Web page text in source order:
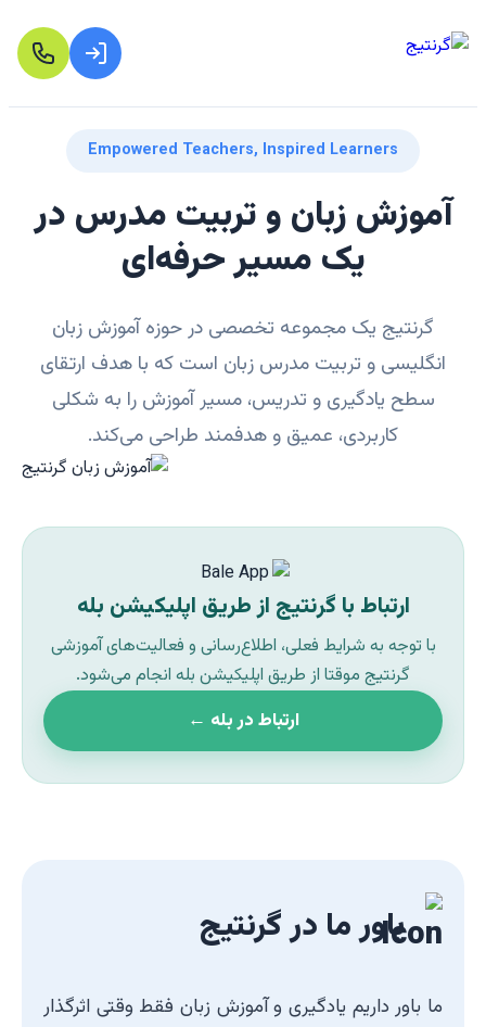
Empowered Teachers, Inspired Learners
آموزش زبان و تربیت مدرس در
یک مسیر حرفه‌ای
گرنتیج یک مجموعه تخصصی در حوزه آموزش زبان
انگلیسی و تربیت مدرس زبان است که با هدف ارتقای
سطح یادگیری و تدریس، مسیر آموزش را به شکلی
کاربردی، عمیق و هدفمند طراحی می‌کند.
ارتباط با گرنتیج از طریق اپلیکیشن بله
با توجه به شرایط فعلی، اطلاع‌رسانی و فعالیت‌های آموزشی
گرنتیج موقتا از طریق اپلیکیشن بله انجام می‌شود.
ارتباط در بله ←
باور ما در گرنتیج
ما باور داریم یادگیری و آموزش زبان فقط وقتی اثرگذار